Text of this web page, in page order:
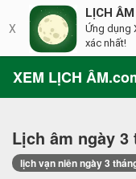
XEM LỊCH
Lịch âm ngày 3
lịch vạn niên ngày 3
X
LỊCH ÂM
Ứng dụng
xác nhất!